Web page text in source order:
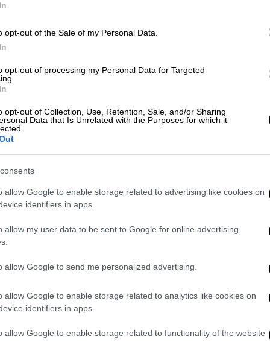
opt-out of the Sale of my Personal Data.
opt-out of processing my Personal Data for Targeted
opt-out of Collection, Use, Retention, Sale, and/or Sharing
Data that Is Unrelated with the Purposes for which it
allow Google to enable storage related to advertising like cookies on
identifiers in apps.
allow my user data to be sent to Google for online advertising
allow Google to send me personalized advertising.
allow Google to enable storage related to analytics like cookies on
identifiers in apps.
allow Google to enable storage related to functionality of the website
του κορονοϊού είναιαποτελεσματικό
της κλινικής δοκιμής ευρείας
στάδιο προτού ζητηθεί η έγκριση για
άλλα εμβόλια αναπτύσσονται επίσης από
ελπίδες για επιστροφή στην
Ελλάδα
να έρθει σε
απόκορονοϊ όκαι στα νοσοκομεία
παραπέμπουν σε πόλεμο.
να γίνονται σε
οι υπουργοί της κυβέρνησης και οι
είναι οι πρώτοι που θα κάνουν το
και ουσίας καθώς τα fake news και οι
Επί του παρόντος έτοιμο είναι το
αυτά της